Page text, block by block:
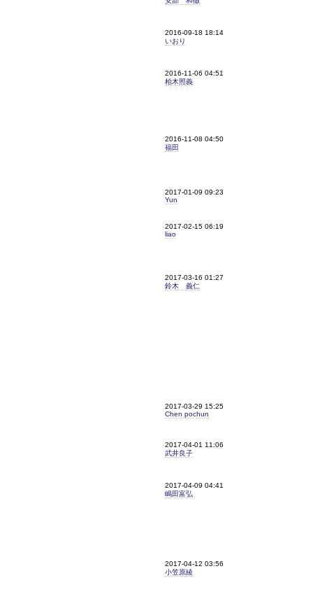
2016-09-18 18:14
いおり
2016-11-06 04:51
柏木照義
2016-11-08 04:50
福田
2017-01-09 09:23
Yun
2017-02-15 06:19
liao
2017-03-16 01:27
鈴木 義仁
2017-03-29 15:25
Chen pochun
2017-04-01 11:06
武井良子
2017-04-09 04:41
嶋田富弘
2017-04-12 03:56
小笠原綾